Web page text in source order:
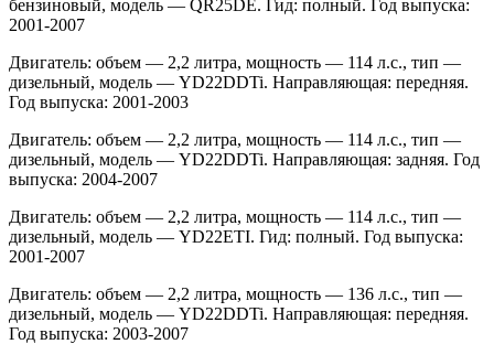
бензиновый, модель — QR25DE. Гид: полный. Год выпуска:
2001-2007
Двигатель: объем — 2,2 литра, мощность — 114 л.с., тип —
дизельный, модель — YD22DDTi. Направляющая: передняя.
Год выпуска: 2001-2003
Двигатель: объем — 2,2 литра, мощность — 114 л.с., тип —
дизельный, модель — YD22DDTi. Направляющая: задняя. Год
выпуска: 2004-2007
Двигатель: объем — 2,2 литра, мощность — 114 л.с., тип —
дизельный, модель — YD22ETI. Гид: полный. Год выпуска:
2001-2007
Двигатель: объем — 2,2 литра, мощность — 136 л.с., тип —
дизельный, модель — YD22DDTi. Направляющая: передняя.
Год выпуска: 2003-2007